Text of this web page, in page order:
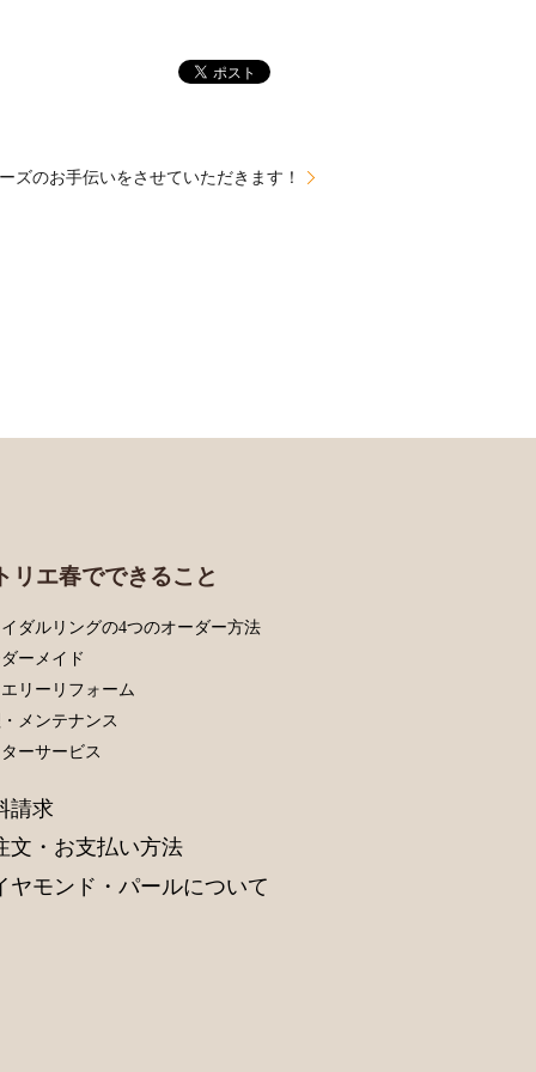
ズのお手伝いをさせていただきます！
リエ春でできること
ダルリングの4つのオーダー方法
ーメイド
リーリフォーム
メンテナンス
ーサービス
請求
文・お支払い方法
ヤモンド・パールについて